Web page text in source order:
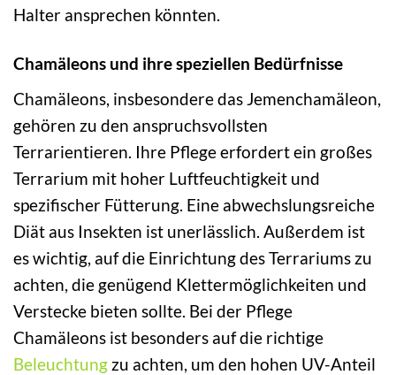
Halter ansprechen könnten.
Chamäleons und ihre speziellen Bedürfnisse
Chamäleons, insbesondere das Jemenchamäleon,
gehören zu den anspruchsvollsten
Terrarientieren. Ihre Pflege erfordert ein großes
Terrarium mit hoher Luftfeuchtigkeit und
spezifischer Fütterung. Eine abwechslungsreiche
Diät aus Insekten ist unerlässlich. Außerdem ist
es wichtig, auf die Einrichtung des Terrariums zu
achten, die genügend Klettermöglichkeiten und
Verstecke bieten sollte. Bei der Pflege
Chamäleons ist besonders auf die richtige
Beleuchtung zu achten, um den hohen UV-Anteil